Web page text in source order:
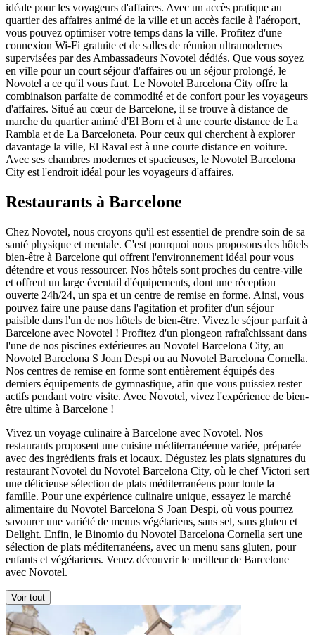
idéale pour les voyageurs d'affaires. Avec un accès pratique au
quartier des affaires animé de la ville et un accès facile à l'aéroport,
vous pouvez optimiser votre temps dans la ville. Profitez d'une
connexion Wi-Fi gratuite et de salles de réunion ultramodernes
supervisées par des Ambassadeurs Novotel dédiés. Que vous soyez
en ville pour un court séjour d'affaires ou un séjour prolongé, le
Novotel a ce qu'il vous faut. Le Novotel Barcelona City offre la
combinaison parfaite de commodité et de confort pour les voyageurs
d'affaires. Situé au cœur de Barcelone, il se trouve à distance de
marche du quartier animé d'El Born et à une courte distance de La
Rambla et de La Barceloneta. Pour ceux qui cherchent à explorer
davantage la ville, El Raval est à une courte distance en voiture.
Avec ses chambres modernes et spacieuses, le Novotel Barcelona
City est l'endroit idéal pour les voyageurs d'affaires.
Restaurants à Barcelone
Chez Novotel, nous croyons qu'il est essentiel de prendre soin de sa
santé physique et mentale. C'est pourquoi nous proposons des hôtels
bien-être à Barcelone qui offrent l'environnement idéal pour vous
détendre et vous ressourcer. Nos hôtels sont proches du centre-ville
et offrent un large éventail d'équipements, dont une réception
ouverte 24h/24, un spa et un centre de remise en forme. Ainsi, vous
pouvez faire une pause dans l'agitation et profiter d'un séjour
paisible dans l'un de nos hôtels de bien-être. Vivez le séjour parfait à
Barcelone avec Novotel ! Profitez d'un plongeon rafraîchissant dans
l'une de nos piscines extérieures au Novotel Barcelona City, au
Novotel Barcelona S Joan Despi ou au Novotel Barcelona Cornella.
Nos centres de remise en forme sont entièrement équipés des
derniers équipements de gymnastique, afin que vous puissiez rester
actifs pendant votre visite. Avec Novotel, vivez l'expérience de bien-
être ultime à Barcelone !
Vivez un voyage culinaire à Barcelone avec Novotel. Nos
restaurants proposent une cuisine méditerranéenne variée, préparée
avec des ingrédients frais et locaux. Dégustez les plats signatures du
restaurant Novotel du Novotel Barcelona City, où le chef Victori sert
une délicieuse sélection de plats méditerranéens pour toute la
famille. Pour une expérience culinaire unique, essayez le marché
alimentaire du Novotel Barcelona S Joan Despi, où vous pourrez
savourer une variété de menus végétariens, sans sel, sans gluten et
Delight. Enfin, le Binomio du Novotel Barcelona Cornella sert une
sélection de plats méditerranéens, avec un menu sans gluten, pour
enfants et végétariens. Venez découvrir le meilleur de Barcelone
avec Novotel.
Voir tout